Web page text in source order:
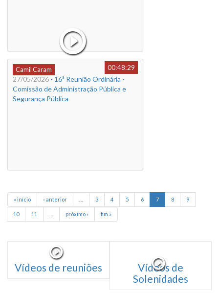
Camil Caram
00:48:29
27/05/2026 - 16ª Reunião Ordinária -
Comissão de Administração Pública e
Segurança Pública
« início ‹ anterior 3 4 5 6 7 8 9
10 11 próximo › fim »
Vídeos de reuniões
Vídeos de
Solenidades